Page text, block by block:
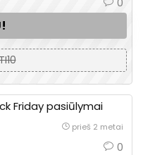
0
Friday pasiūlymai
prieš 2 metai
0